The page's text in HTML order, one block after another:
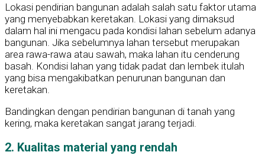
Lokasi pendirian bangunan adalah salah satu faktor utama
yang menyebabkan keretakan. Lokasi yang dimaksud
dalam hal ini mengacu pada kondisi lahan sebelum adanya
bangunan. Jika sebelumnya lahan tersebut merupakan
area rawa-rawa atau sawah, maka lahan itu cenderung
basah. Kondisi lahan yang tidak padat dan lembek itulah
yang bisa mengakibatkan penurunan bangunan dan
keretakan.
Bandingkan dengan pendirian bangunan di tanah yang
kering, maka keretakan sangat jarang terjadi.
2. Kualitas material yang rendah